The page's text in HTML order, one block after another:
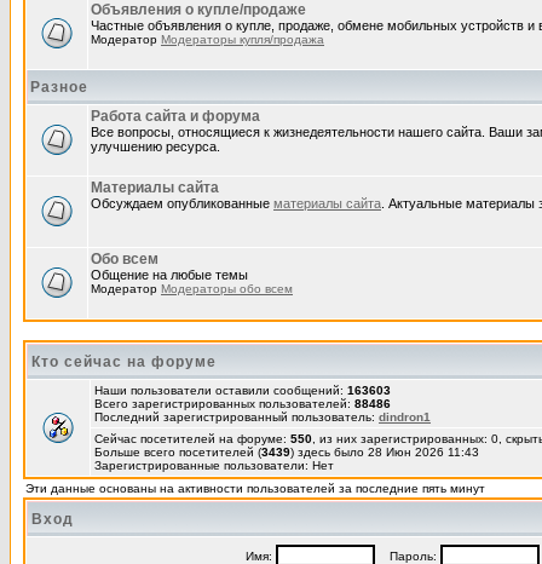
Объявления о купле/продаже
Частные объявления о купле, продаже, обмене мобильных устройств и
Модератор Модераторы купля/продажа
Разное
Работа сайта и форума
Все вопросы, относящиеся к жизнедеятельности нашего сайта. Ваши
улучшению ресурса.
Материалы сайта
Обсуждаем опубликованные материалы сайта . Актуальные материалы
Обо всем
Общение на любые темы
Модератор Модераторы обо всем
Кто сейчас на форуме
Наши пользователи оставили сообщений: 163603
Всего зарегистрированных пользователей: 88486
Последний зарегистрированный пользователь: dindron1
Сейчас посетителей на форуме: 550 , из них зарегистрированных: 0,
Больше всего посетителей (3439) здесь было 28 Июн 2026 11:43
Зарегистрированные пользователи: Нет
Эти данные основаны на активности пользователей за последние пять минут
Вход
Имя: Пароль: